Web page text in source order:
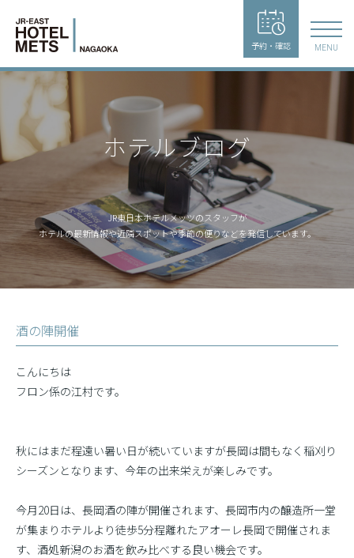
予約・確認 MENU
ホテルブログ
JR東日本ホテルメッツのスタッフが
ホテルの最新情報や近隣スポットや季節の便りなどを発信しています。
酒の陣開催
こんにちは
フロン係の江村です。
秋にはまだ程遠い暑い日が続いていますが長岡は間もなく稲刈り
シーズンとなります、今年の出来栄えが楽しみです。
今月20日は、長岡酒の陣が開催されます、長岡市内の醸造所一堂
が集まりホテルより徒歩5分程離れたアオーレ長岡で開催されま
す、酒処新潟のお酒を飲み比べする良い機会です。